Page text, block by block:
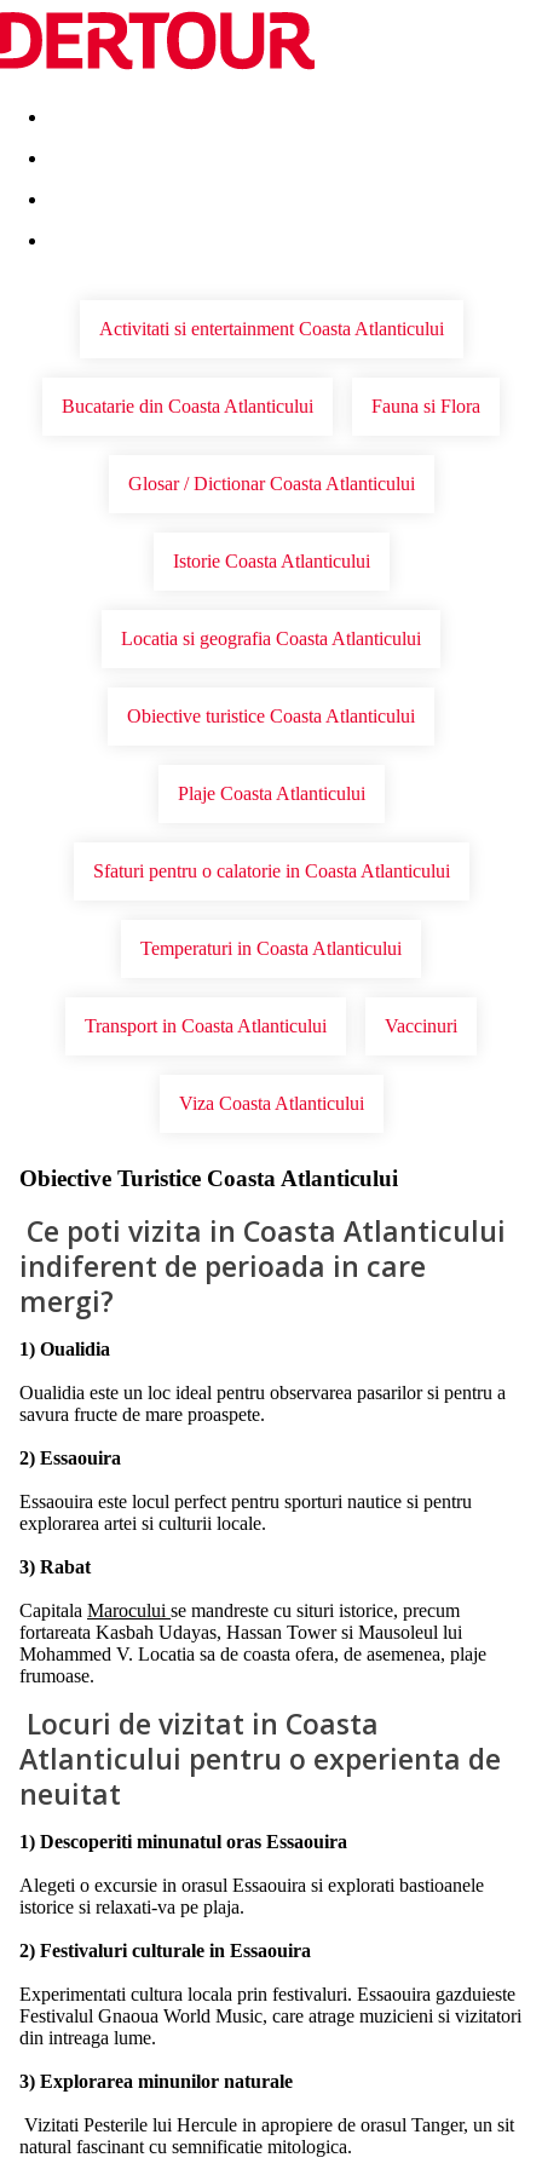
Destinatii Vacanta perfecta OFERTE DE NERATAT
Activitati si entertainment Coasta Atlanticului
Bucatarie din Coasta Atlanticului Fauna si Flora
Glosar / Dictionar Coasta Atlanticului
Istorie Coasta Atlanticului
Locatia si geografia Coasta Atlanticului
Obiective turistice Coasta Atlanticului
Plaje Coasta Atlanticului
Sfaturi pentru o calatorie in Coasta Atlanticului
Temperaturi in Coasta Atlanticului
Transport in Coasta Atlanticului Vaccinuri
Viza Coasta Atlanticului
Obiective Turistice Coasta Atlanticului
Ce poti vizita in Coasta Atlanticului
indiferent de perioada in care
mergi?
1) Oualidia
Oualidia este un loc ideal pentru observarea pasarilor si pentru a
savura fructe de mare proaspete.
2) Essaouira
Essaouira este locul perfect pentru sporturi nautice si pentru
explorarea artei si culturii locale.
3) Rabat
Capitala Marocului se mandreste cu situri istorice, precum
fortareata Kasbah Udayas, Hassan Tower si Mausoleul lui
Mohammed V. Locatia sa de coasta ofera, de asemenea, plaje
frumoase.
Locuri de vizitat in Coasta
Atlanticului pentru o experienta de
neuitat
1) Descoperiti minunatul oras Essaouira
Alegeti o excursie in orasul Essaouira si explorati bastioanele
istorice si relaxati-va pe plaja.
2) Festivaluri culturale in Essaouira
Experimentati cultura locala prin festivaluri. Essaouira gazduieste
Festivalul Gnaoua World Music, care atrage muzicieni si vizitatori
din intreaga lume.
3) Explorarea minunilor naturale
Vizitati Pesterile lui Hercule in apropiere de orasul Tanger, un sit
natural fascinant cu semnificatie mitologica.